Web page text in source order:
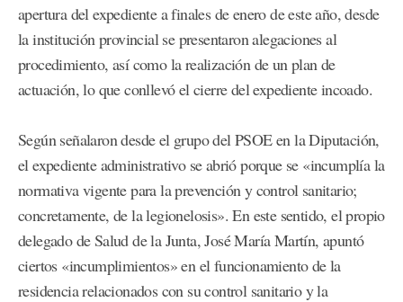
apertura del expediente a finales de enero de este año, desde
la institución provincial se presentaron alegaciones al
procedimiento, así como la realización de un plan de
actuación, lo que conllevó el cierre del expediente incoado.
Según señalaron desde el grupo del PSOE en la Diputación,
el expediente administrativo se abrió porque se «incumplía la
normativa vigente para la prevención y control sanitario;
concretamente, de la legionelosis». En este sentido, el propio
delegado de Salud de la Junta, José María Martín, apuntó
ciertos «incumplimientos» en el funcionamiento de la
residencia relacionados con su control sanitario y la